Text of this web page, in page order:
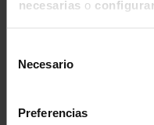
necesarias o
Necesario
Preferencias
Camison lencero Wacoal Lace
Perfection WE135009